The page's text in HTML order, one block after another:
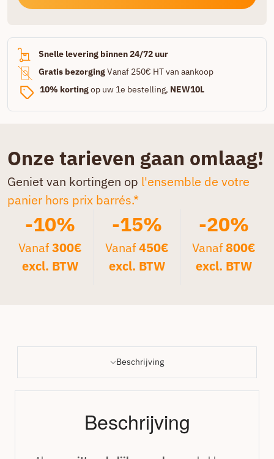
Snelle levering binnen 24/72 uur
Gratis bezorgingVanaf 250€ HT van aankoop
10% kortingop uw 1e bestelling, NEW10L
Onze tarieven gaan omlaag!
Geniet van kortingen op l'ensemble de votre
panier hors prix barrés.*
-10%
Vanaf300€
excl. BTW
-15%
Vanaf450€
excl. BTW
-20%
Vanaf800€
excl. BTW
Beschrijving
Beschrijving